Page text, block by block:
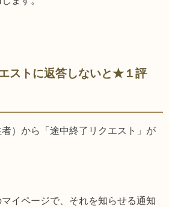
ストに返答しないと★１評
）から
「途中終了リクエスト」が
イページで、それを知らせる通知